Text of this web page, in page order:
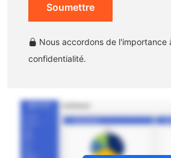
Soumettre
Nous accordons de l'importance
confidentialité.